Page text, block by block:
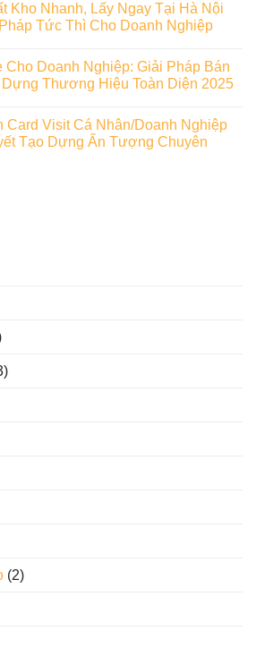
Kho Nhanh, Lấy Ngay Tại Hà Nội
Tức Thì Cho Doanh Nghiệp
Cho Doanh Nghiệp: Giải Pháp Bán
Dựng Thương Hiệu Toàn Diện 2025
Card Visit Cá Nhân/Doanh Nghiệp
Tạo Dựng Ấn Tượng Chuyên
(2)